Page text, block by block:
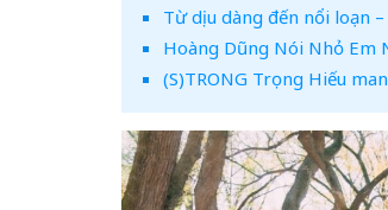
Từ dịu dàng đến nổi loạn
Hoàng Dũng Nói Nhỏ Em
(S)TRONG Trọng Hiếu